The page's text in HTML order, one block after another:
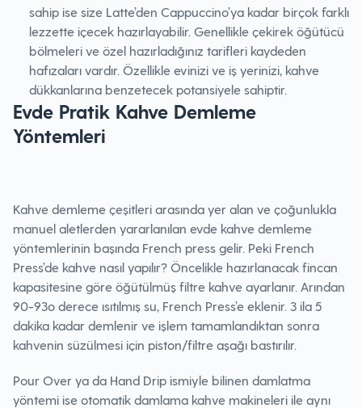
sahip ise size Latte’den Cappuccino’ya kadar birçok farklı
lezzette içecek hazırlayabilir. Genellikle çekirek öğütücü
bölmeleri ve özel hazırladığınız tarifleri kaydeden
hafızaları vardır. Özellikle evinizi ve iş yerinizi, kahve
dükkanlarına benzetecek potansiyele sahiptir.
Evde Pratik Kahve Demleme
Yöntemleri
Kahve demleme çeşitleri arasında yer alan ve çoğunlukla
manuel aletlerden yararlanılan evde kahve demleme
yöntemlerinin başında French press gelir. Peki French
Press’de kahve nasıl yapılır? Öncelikle hazırlanacak fincan
kapasitesine göre öğütülmüş filtre kahve ayarlanır. Arından
90-93o derece ısıtılmış su, French Press’e eklenir. 3 ila 5
dakika kadar demlenir ve işlem tamamlandıktan sonra
kahvenin süzülmesi için piston/filtre aşağı bastırılır.
Pour Over ya da Hand Drip ismiyle bilinen damlatma
yöntemi ise otomatik damlama kahve makineleri ile aynı